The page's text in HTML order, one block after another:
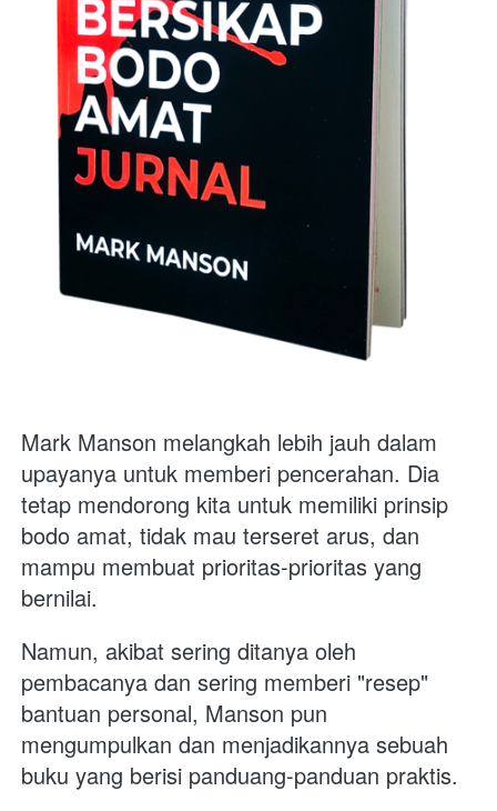
Mark Manson melangkah lebih jauh dalam
upayanya untuk memberi pencerahan. Dia
tetap mendorong kita untuk memiliki prinsip
bodo amat, tidak mau terseret arus, dan
mampu membuat prioritas-prioritas yang
bernilai.
Namun, akibat sering ditanya oleh
pembacanya dan sering memberi "resep"
bantuan personal, Manson pun
mengumpulkan dan menjadikannya sebuah
buku yang berisi panduang-panduan praktis.